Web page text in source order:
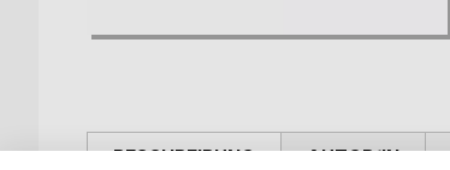
BESCHREIBUNG AUTOR/IN